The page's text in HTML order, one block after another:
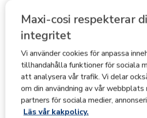
Maxi-cosi respekterar
integritet
Vi använder cookies för anpassa
tillhandahålla funktioner för sociala
att analysera vår trafik. Vi delar
om din användning av vår webbplats
partners för sociala medier,
Läs vår kakpolicy.
Komfort, 4.4 av 5
Kundbilder och -videor